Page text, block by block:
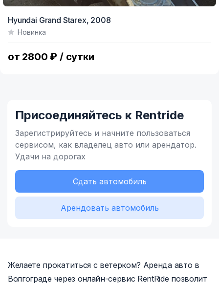
Hyundai Grand Starex, 2008
Новинка
от 2800 ₽ / сутки
Присоединяйтесь к Rentride
Зарегистрируйтесь и начните пользоваться
сервисом, как владелец авто или арендатор.
Удачи на дорогах
Сдать автомобиль
Арендовать автомобиль
Желаете прокатиться с ветерком? Аренда авто в
Волгограде через онлайн-сервис RentRide позволит